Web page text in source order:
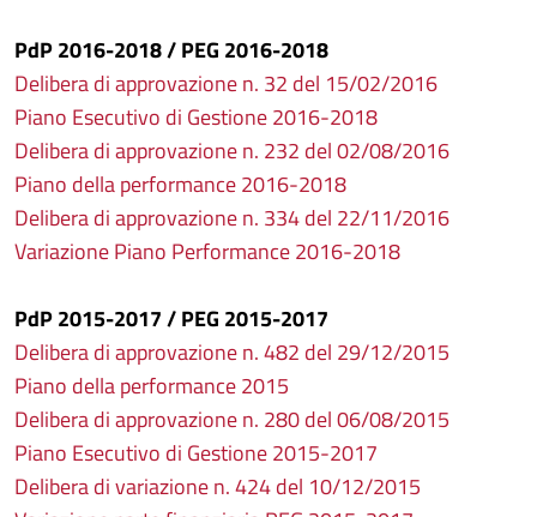
PdP 2016-2018 / PEG 2016-2018
Delibera di approvazione n. 32 del 15/02/2016
Piano Esecutivo di Gestione 2016-2018
Delibera di approvazione n. 232 del 02/08/2016
Piano della performance 2016-2018
Delibera di approvazione n. 334 del 22/11/2016
Variazione Piano Performance 2016-2018
PdP 2015-2017 / PEG 2015-2017
Delibera di approvazione n. 482 del 29/12/2015
Piano della performance 2015
Delibera di approvazione n. 280 del 06/08/2015
Piano Esecutivo di Gestione 2015-2017
Delibera di variazione n. 424 del 10/12/2015